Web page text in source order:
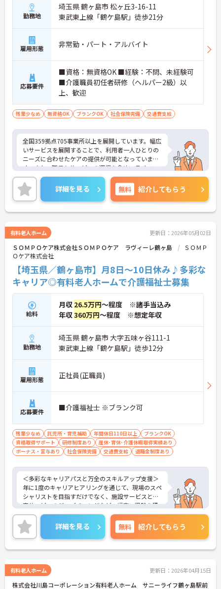
勤務地
埼玉県 鶴ヶ島市 松ヶ丘3-16-11
東武東上線「鶴ケ島駅」徒歩21分
雇用形態 非常勤・パート・アルバイト
応募要件
■資格：無資格OK ■経験：不問、未経験可
■介護職員初任者研修（ヘルパー2級）以
上、歓迎
残業少なめ 無資格OK ブランクOK 社会保険完備 交通費支給
全国359拠点705事業所以上を展開しています。幅広
いサービスを展開することで、利用者一人ひとりの
ニーズに合わせたケアの提供が可能となっていま
す。また、職員もサービスの選択を含め、ライフス
タイルに合わせた働き方の選択肢が多くあります。
入社時研修はもちろん、サービス・職種ごとに研修
カリキュラムが整っており学び成長できる環境で
す。
ご興味のある方は面接対策ポイントなどお話致しま
詳細を見る 無料 紹介してもらう
有料老人ホーム 更新日：2026年05月02日
ＳＯＭＰＯケア株式会社ＳＯＭＰＯケア ラヴィーレ鶴ヶ島
ＳＯＭＰ
Ｏケア株式会社
【埼玉県／鶴ヶ島市】月8日～10日休み♪多彩な
キャリア◎有料老人ホームで介護福祉士募集
給料
月収 26.5万円～程度 ※諸手当込み
年収360万円～程度 ※想定年収
勤務地
埼玉県 鶴ヶ島市 大字五味ヶ谷111-1
東武東上線「鶴ケ島駅」徒歩12分
雇用形態 正社員(正職員)
応募要件 ■介護福祉士 ※ブランク可
残業少なめ 託児所・育児補助 年間休日110日以上
ブランクOK
資格取得サポート
研修制度あり
産休･育休･介護休暇取得実績あり
ボーナス・賞与あり
社会保険完備 交通費支給 退職金制度あり
＜多彩なキャリアパスと万全のスキルアップ支援＞
年に1度のキャリアヒアリングを通じて、現場のスペ
シャリストを目指すだけでなく、施設サービスと在
宅サービスのジョブチェンジなど、幅広い経験を積
むことが可能です。
＜プライベートも充実させる嬉しい福利厚生＞仕事
の疲れを癒やすための制度も充実しています。各地
のレジャー施設や宿泊が最大80％オフになる優待制
度や、勤続5年ごとの「特別連続有給休暇（5日）」
休110日に加え、独自の休暇制度もしっかり整って
いるため、オンオフのメリハリをつけて働けます。
詳細を見る 無料 紹介してもらう
有料老人ホーム 更新日：2026年04月15日
株式会社川島コーポレーション有料老人ホーム サニーライフ鶴ヶ島駅前